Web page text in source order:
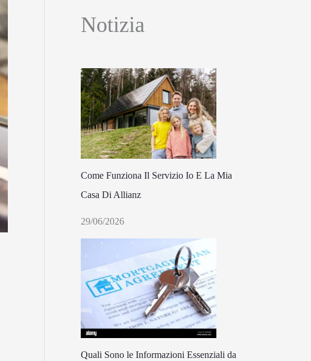
Notizia
Come Funziona Il Servizio Io E La Mia
Casa Di Allianz
29/06/2026
Quali Sono le Informazioni Essenziali da